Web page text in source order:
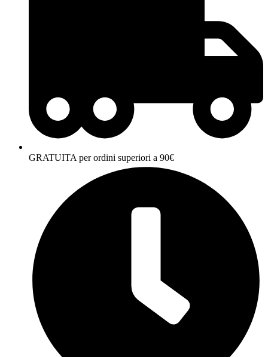
GRATUITA per ordini superiori a 90€